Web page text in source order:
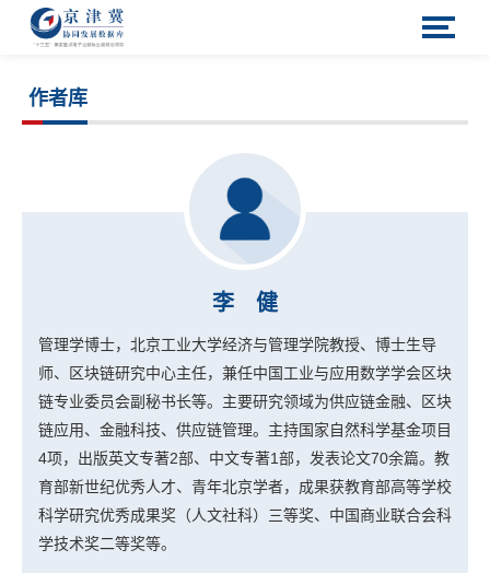
作者库
李 健
管理学博士，北京工业大学经济与管理学院教授、博士生导
师、区块链研究中心主任，兼任中国工业与应用数学学会区块
链专业委员会副秘书长等。主要研究领域为供应链金融、
区块
链应用、金融科技、供应链管理。主持国家自然科学基金项目
4项，出版英文专著2部、中文专著1部，发表论文70余篇。教
育部新世纪优秀人才、青年北京学者，成果获教育部高等学校
科学研究优秀成果奖（人文社科）三等奖、中国商业联合会科
学技术奖二等奖等。